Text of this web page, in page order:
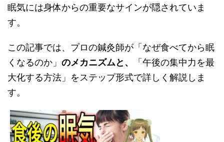
眠気には身体からの重要なサインが隠されていま
す。
この記事では、プロの鍼灸師が「なぜ食べてから眠
くなるのか」 のメカニズムと、
「午後の集中力を最
大化する方法」をステップ形式で詳しく解説しま
す。